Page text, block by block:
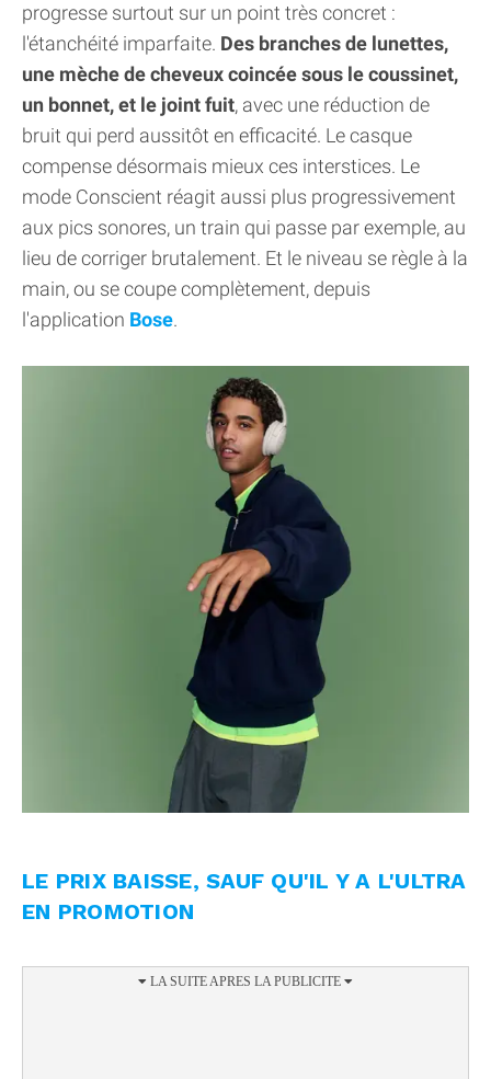
progresse surtout sur un point très concret :
l'étanchéité imparfaite. Des branches de lunettes,
une mèche de cheveux coincée sous le coussinet,
un bonnet, et le joint fuit, avec une réduction de
bruit qui perd aussitôt en efficacité. Le casque
compense désormais mieux ces interstices. Le
mode Conscient réagit aussi plus progressivement
aux pics sonores, un train qui passe par exemple, au
lieu de corriger brutalement. Et le niveau se règle à la
main, ou se coupe complètement, depuis
l'application Bose.
LE PRIX BAISSE, SAUF QU'IL Y A L'ULTRA
EN PROMOTION